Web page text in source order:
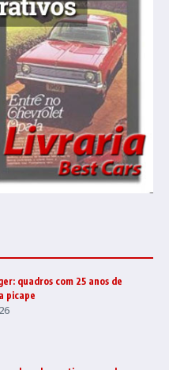
quadros com 25 anos de
picape